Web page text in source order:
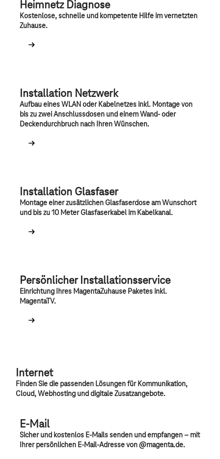
Heimnetz Diagnose
Kostenlose,schnelle und kompetente Hilfe im vernetzten
Zuhause.
Installation Netzwerk
Aufbau eines WLAN oder Kabelnetzes inkl. Montage von
bis zu zwei Anschlussdosen und einem Wand- oder
Deckendurchbruch nach Ihren Wünschen.
Installation Glasfaser
Montage einer zusätzlichen Glasfaserdose am Wunschort
und bis zu 10 Meter Glasfaserkabel im Kabelkanal.
Persönlicher Installationsservice
Einrichtung Ihres MagentaZuhause Paketes inkl.
MagentaTV.
Internet
Finden Sie die passenden Lösungen für Kommunikation,
Cloud, Webhosting und digitale Zusatzangebote.
E-Mail
Sicher und kostenlos E-Mails senden und empfangen – mit
Ihrer persönlichen E-Mail-Adresse von @magenta.de.